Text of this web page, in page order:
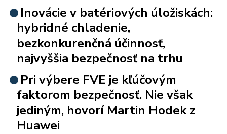
Inovácie v batériových úložiskách:
hybridné chladenie,
bezkonkurenčná účinnosť,
najvyššia bezpečnosť na trhu
Pri výbere FVE je kľúčovým
faktorom bezpečnosť. Nie však
jediným, hovorí Martin Hodek z
Huawei